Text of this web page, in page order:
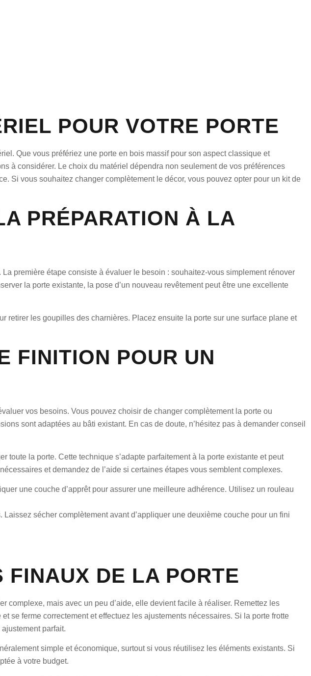
POUR VOTRE PORTE
Que vous préfériez une porte en bois massif pour son aspect classique et
à considérer. Le choix du matériel dépendra non seulement de vos préférences
Si vous souhaitez changer complètement le décor, vous pouvez opter pour un kit de
PRÉPARATION À LA
première étape consiste à évaluer le besoin : souhaitez-vous simplement rénover
la porte existante, la pose d’un nouveau revêtement peut être une excellente
retirer les goupilles des charnières. Placez ensuite la porte sur une surface plane et
FINITION POUR UN
vos besoins. Vous pouvez choisir de changer complètement la porte ou
sont adaptées au bâti existant. En cas de doute, n’hésitez pas à demander conseil
la porte. Cette technique s’adapte parfaitement à la porte existante et peut
et demandez de l’aide si certaines étapes vous semblent complexes.
une couche d’apprêt pour assurer une meilleure adhérence. Utilisez un rouleau
sécher complètement avant d’appliquer une deuxième couche pour un fini
FINAUX DE LA PORTE
complexe, mais avec un peu d’aide, elle devient facile à réaliser. Remettez les
se ferme correctement et effectuez les ajustements nécessaires. Si la porte frotte
parfait.
simple et économique, surtout si vous réutilisez les éléments existants. Si
à votre budget.